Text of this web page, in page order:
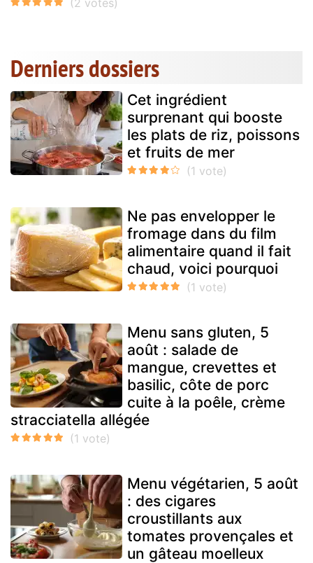
Derniers dossiers
Cet ingrédient
surprenant qui booste
les plats de riz, poissons
et fruits de mer
Ne pas envelopper le
fromage dans du film
alimentaire quand il fait
chaud, voici pourquoi
Menu sans gluten, 5
août : salade de
mangue, crevettes et
basilic, côte de porc
cuite à la poêle, crème
stracciatella allégée
Menu végétarien, 5 août
: des cigares
croustillants aux
tomates provençales et
un gâteau moelleux